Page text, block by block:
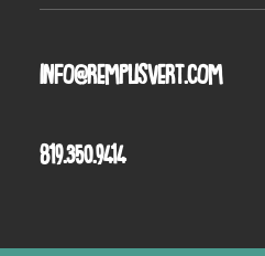
info@remplisvert.com
819.350.9414